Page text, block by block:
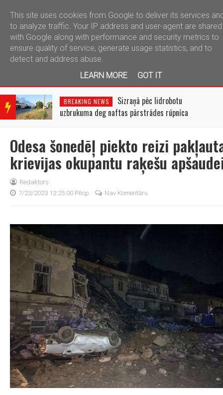
telegram
BRE
AKIN
NEW
BREAKING NEWS
Sizraņā pēc lidrobotu
uzbrukuma deg naftas pārstrādes rūpnīca
Odesa šonedēļ piekto reizi
krievijas okupantu raķešu
Redaktors
7/23/2023 12:25:00 Pēcp.
Nav Komentāru
This site uses cookies from Google to deliver its services
to analyze traffic. Your IP address and user-agent are shared
with Google along with performance and security metrics to
ensure quality of service, generate usage statistics, and to
detect and address abuse.
LEARN MORE
GOT IT